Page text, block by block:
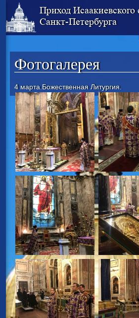
Приход Исаакиевского
Санкт-Петербурга
Фотогалерея
4 марта.Божественная Литургия.